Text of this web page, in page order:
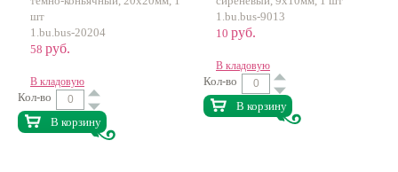
шт
1.bu.bus-20204
58 руб.
В кладовую
Кол-во
В корзину
1.bu.bus-9013
10 руб.
В кладовую
Кол-во
В корзину